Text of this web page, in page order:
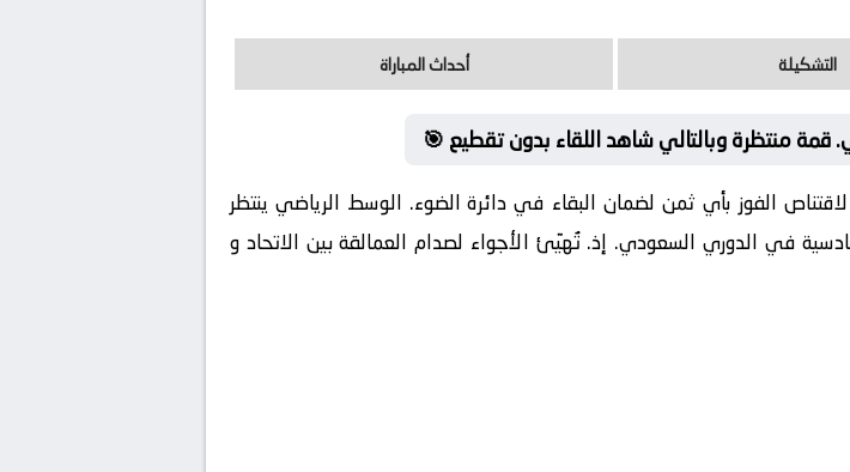
التشكيلة أحداث المباراة
منتظرة وبالتالي شاهد اللقاء بدون تقطيع 🎯
الفوز بأي ثمن لضمان البقاء في دائرة الضوء. الوسط الرياضي ينتظر
في الدوري السعودي. إذ. تُهيّئ الأجواء لصدام العمالقة بين الاتحاد و